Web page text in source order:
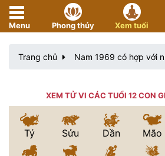
Menu Phong thủy Xem tuổi
Trang chủ Nam 1969 có hợp với
XEM TỬ VI CÁC TUỔI 12 CON
Tý Sửu Dần Mão